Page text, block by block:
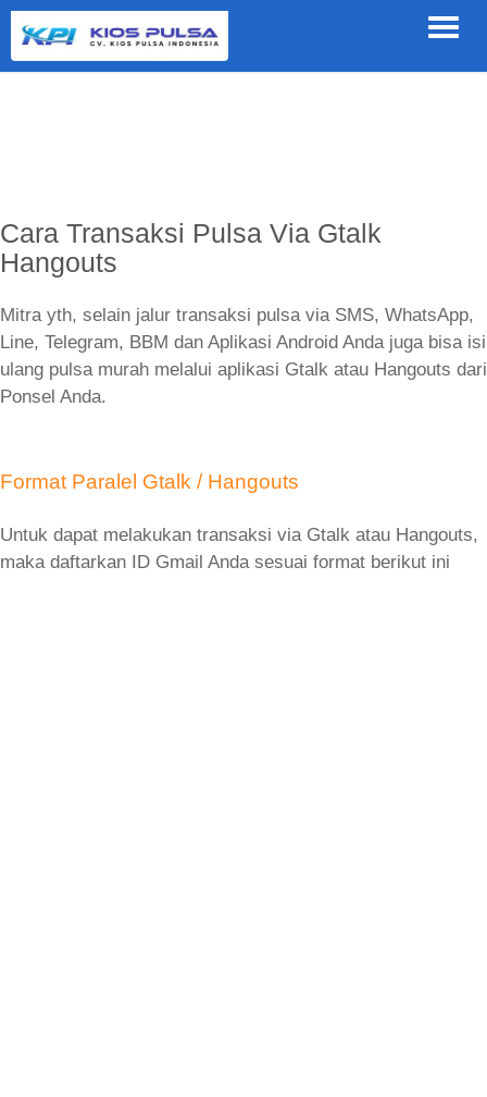
CARA TRANSAKSI PULSA VIA GTALK
Cara Transaksi Pulsa Via Gtalk
Hangouts
Mitra yth, selain jalur transaksi pulsa via SMS, WhatsApp,
Line, Telegram, BBM dan Aplikasi Android Anda juga bisa isi
ulang pulsa murah melalui aplikasi Gtalk atau Hangouts dari
Ponsel Anda.
Format Paralel Gtalk / Hangouts
Untuk dapat melakukan transaksi via Gtalk atau Hangouts,
maka daftarkan ID Gmail Anda sesuai format berikut ini